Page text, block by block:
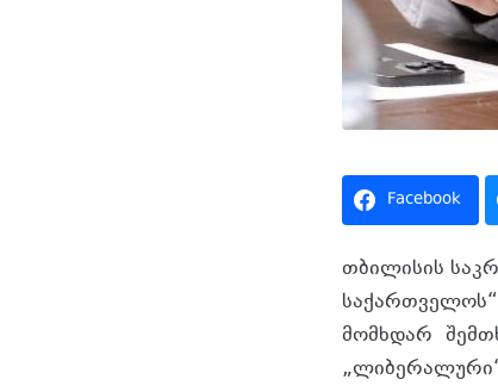
Facebook
თბილისის
მომხდარ
„ლიბერალური“